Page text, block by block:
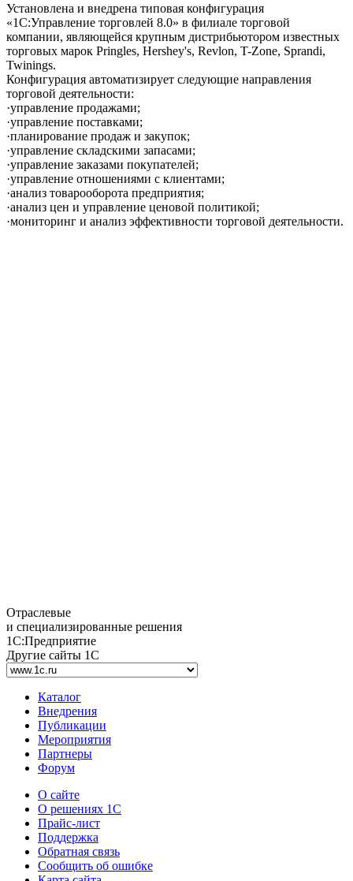
Установлена и внедрена типовая конфигурация
«1С:Управление торговлей 8.0» в филиале торговой
компании, являющейся крупным дистрибьютором известных
торговых марок Pringles, Hershey's, Revlon, T-Zone, Sprandi,
Twinings.
Конфигурация автоматизирует следующие направления
торговой деятельности:
·управление продажами;
·управление поставками;
·планирование продаж и закупок;
·управление складскими запасами;
·управление заказами покупателей;
·управление отношениями с клиентами;
·анализ товарооборота предприятия;
·анализ цен и управление ценовой политикой;
·мониторинг и анализ эффективности торговой деятельности.
Отраслевые
и специализированные решения
1С:Предприятие
Другие сайты 1С
Каталог
Внедрения
Публикации
Мероприятия
Партнеры
Форум
О сайте
О решениях 1С
Прайс-лист
Поддержка
Обратная связь
Сообщить об ошибке